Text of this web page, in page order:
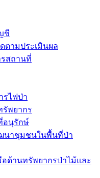
ชี
ตามประเมินผล
สถานที่
รไฟป่า
พยากร
อนุรักษ์
นาชุมชนในพื้นที่ป่า
ด้านทรัพยากรป่าไม้และ